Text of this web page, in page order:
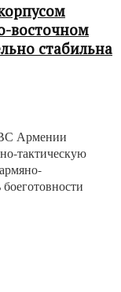
восточном
стабильна
Армении
тактическую